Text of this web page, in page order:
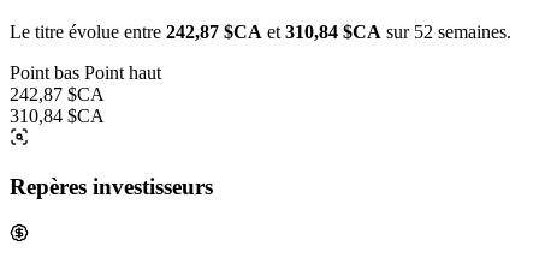
Le titre évolue entre 242,87 $CA et 310,84 $CA sur 52 semaines.
Point bas Point haut
242,87 $CA
310,84 $CA
Repères investisseurs